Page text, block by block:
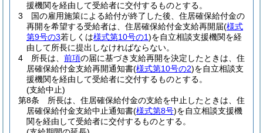
援機関を経由して受給者に交付するものとする。
3
国の雇用施策による給付が終了した後、住居確保給付金の
再開を希望する受給者は、住居確保給付金支給再開届(様式
第9号の3若しくは様式第10号の1)を自立相談支援機関を経
由して所長に提出しなければならない。
4
所長は、 前項の届に基づき支給再開を決定したときは、住
居確保給付金支給再開通知書(様式第10号の2)を自立相談支
援機関を経由して受給者に交付するものとする。
(支給中止)
第8条
所長は、住居確保給付金の支給を中止したときは、住
居確保給付金支給中止通知書(様式第8号)を自立相談支援機
関を経由して受給者に交付するものとする。